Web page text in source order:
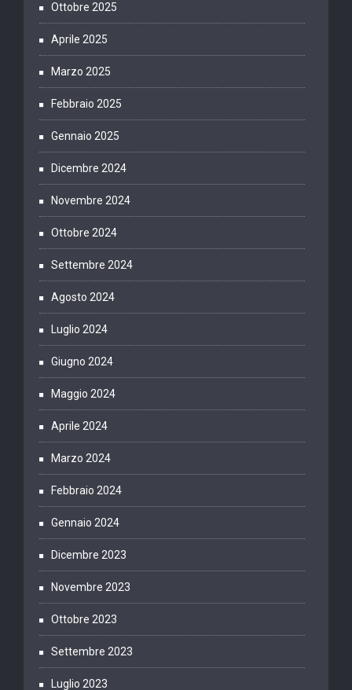
Ottobre 2025
Aprile 2025
Marzo 2025
Febbraio 2025
Gennaio 2025
Dicembre 2024
Novembre 2024
Ottobre 2024
Settembre 2024
Agosto 2024
Luglio 2024
Giugno 2024
Maggio 2024
Aprile 2024
Marzo 2024
Febbraio 2024
Gennaio 2024
Dicembre 2023
Novembre 2023
Ottobre 2023
Settembre 2023
Luglio 2023